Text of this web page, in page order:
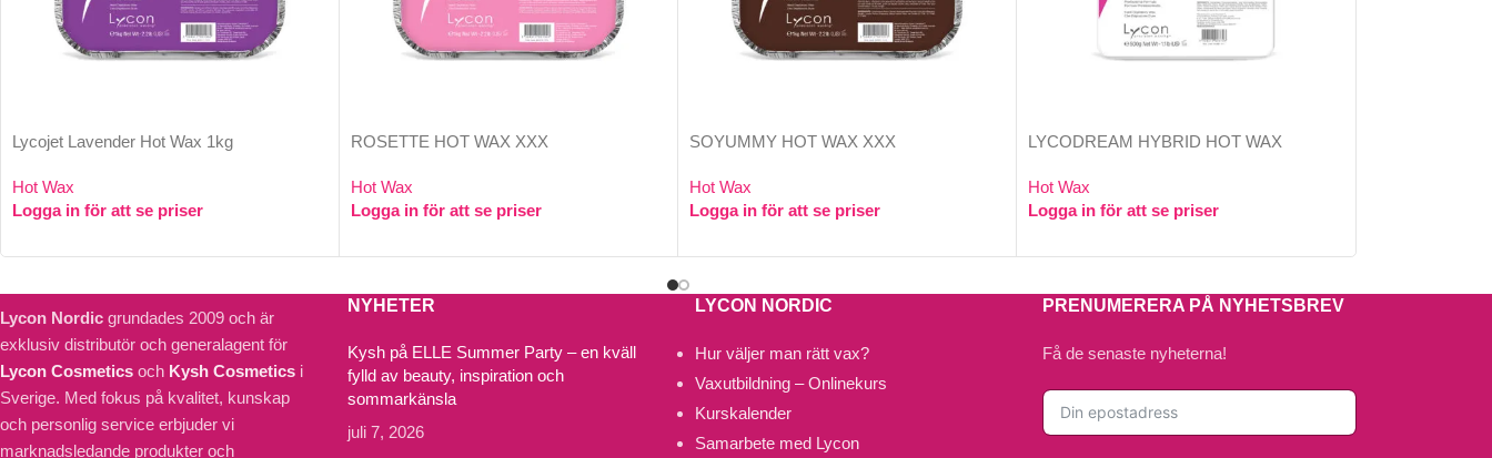
Lycojet Lavender Hot Wax 1kg
Hot Wax
Logga in för att se priser
ROSETTE HOT WAX XXX
Hot Wax
Logga in för att se priser
SOYUMMY HOT WAX XXX
Hot Wax
Logga in för att se priser
LYCODREAM HYBRID HOT WAX
Hot Wax
Logga in för att se priser
Lycon Nordic grundades 2009 och är
exklusiv distributör och generalagent för
Lycon Cosmetics och Kysh Cosmetics i
Sverige. Med fokus på kvalitet, kunskap
och personlig service erbjuder vi
marknadsledande produkter och
NYHETER
Kysh på ELLE Summer Party – en kväll
fylld av beauty, inspiration och
sommarkänsla
juli 7, 2026
LYCON NORDIC
Hur väljer man rätt vax?
Vaxutbildning – Onlinekurs
Kurskalender
Samarbete med Lycon
PRENUMERERA PÅ NYHETSBREV
Få de senaste nyheterna!